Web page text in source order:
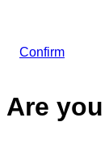
Confirm
Are